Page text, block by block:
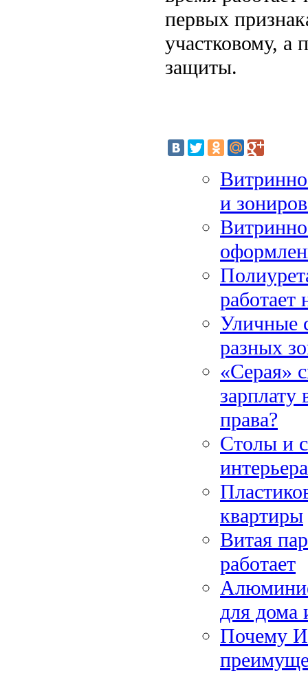
первых
участковому, а
защиты.
и
работает
Уличные
разных
«Серая»
зарплату
права?
Столы и
интерьера
квартиры
Витая
работает
для дома
Почему